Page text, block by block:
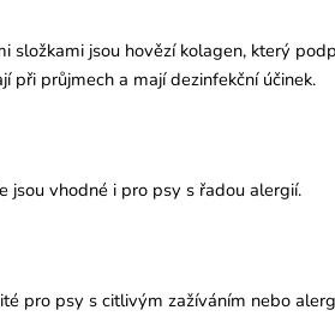
jsou hovězí kolagen, který
při průjmech a mají dezinfekční účinek.
jsou vhodné i pro psy s řadou alergií.
pro psy s citlivým zažíváním nebo